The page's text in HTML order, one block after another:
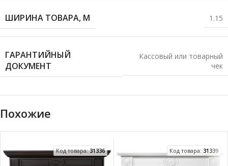
ШИРИНА ТОВАРА, М 1.15
ГАРАНТИЙНЫЙ
ДОКУМЕНТ
Кассовый или товарный
чек
Похожие
Код товара:31336 Код товара: 31339